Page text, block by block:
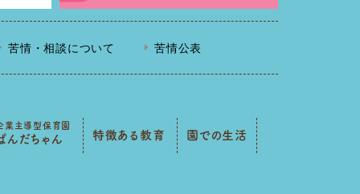
苦情・相談について 苦情公表
業主導型保育園
んだちゃん 特徴ある教育 園での生活